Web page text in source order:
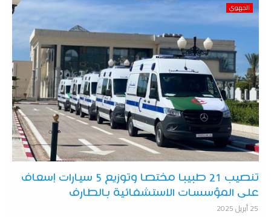
الجهوي
تنصيب 21 طبيبا مختصا وتوزيع 5 سيارات إسعاف
على المؤسسات الاستشفائية بالطارف
25 أبريل 2025